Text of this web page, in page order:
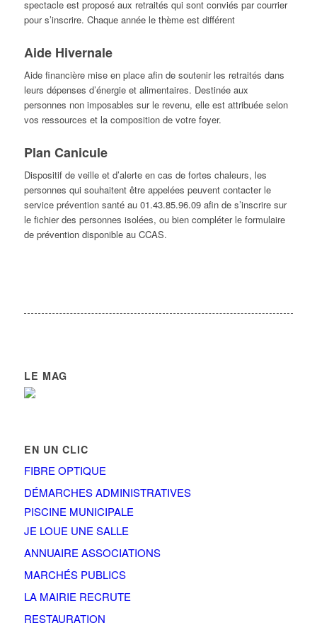
spectacle est proposé aux retraités qui sont conviés par courrier
pour s’inscrire. Chaque année le thème est différent
Aide Hivernale
Aide financière mise en place afin de soutenir les retraités dans
leurs dépenses d’énergie et alimentaires. Destinée aux
personnes non imposables sur le revenu, elle est attribuée selon
vos ressources et la composition de votre foyer.
Plan Canicule
Dispositif de veille et d’alerte en cas de fortes chaleurs, les
personnes qui souhaitent être appelées peuvent contacter le
service prévention santé au 01.43.85.96.09 afin de s’inscrire sur
le fichier des personnes isolées, ou bien compléter le formulaire
de prévention disponible au CCAS.
LE MAG
EN UN CLIC
FIBRE OPTIQUE
DÉMARCHES ADMINISTRATIVES
PISCINE MUNICIPALE
JE LOUE UNE SALLE
ANNUAIRE ASSOCIATIONS
MARCHÉS PUBLICS
LA MAIRIE RECRUTE
RESTAURATION